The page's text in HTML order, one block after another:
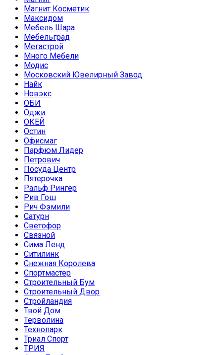
Магнит Косметик
Максидом
Мебель Шара
Мебельград
Мегастрой
Много Мебели
Модис
Московский Ювелирный Завод
Найк
Новэкс
ОБИ
Оджи
ОКЕЙ
Остин
Офисмаг
Парфюм Лидер
Петрович
Посуда Центр
Пятерочка
Ральф Рингер
Рив Гош
Рич Фэмили
Сатурн
Светофор
Связной
Сима Ленд
Ситилинк
Снежная Королева
Спортмастер
Строительный Бум
Строительный Двор
Стройландия
Твой Дом
Терволина
Технопарк
Триал Спорт
ТРИЯ